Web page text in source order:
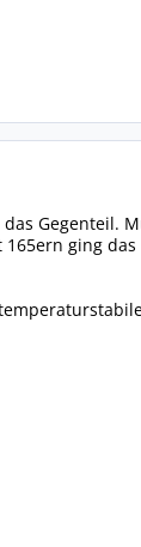
Gegenteil.
ging